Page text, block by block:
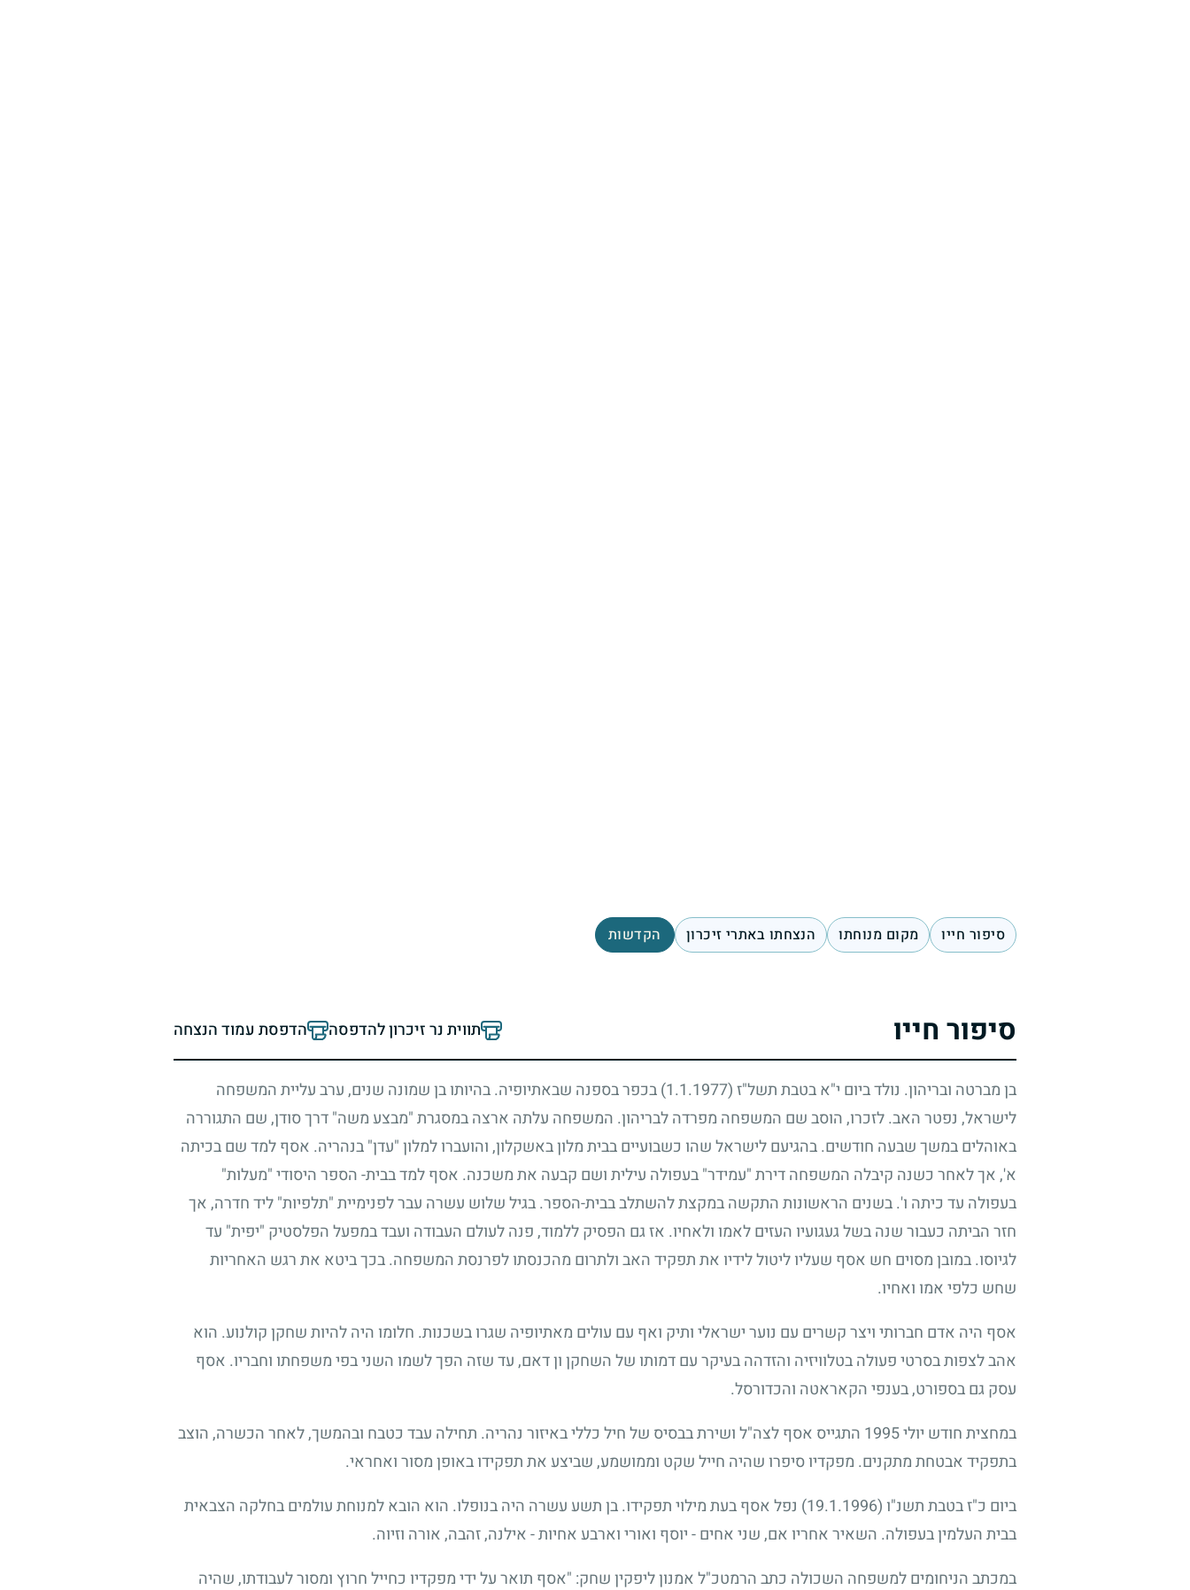
סיפור חייו מקום מנוחתו הנצחתו באתרי זיכרון הקדשות
סיפור חייו תווית נר זיכרון להדפסה הדפסת עמוד הנצחה
בן מברטה ובריהון. נולד ביום י"א בטבת תשל"ז(1.1.1977)
בכפר בספנה שבאתיופיה. בהיותו בן שמונה שנים, ערב עליית המשפחה
לישראל, נפטר האב. לזכרו, הוסב שם המשפחה מפרדה לבריהון. המשפחה עלתה ארצה במסגרת "מבצע משה" דרך סודן, שם התגוררה
באוהלים במשך שבעה חודשים. בהגיעם לישראל שהו כשבועיים בבית מלון באשקלון, והועברו למלון "עדן" בנהריה. אסף למד שם בכיתה
א', אך לאחר כשנה קיבלה המשפחה דירת "עמידר" בעפולה עילית ושם קבעה את משכנה. אסף למד בבית- הספר היסודי "מעלות"
בעפולה עד כיתה ו'. בשנים הראשונות התקשה במקצת להשתלב בבית-הספר. בגיל שלוש עשרה עבר לפנימיית "תלפיות" ליד חדרה, אך
חזר הביתה כעבור שנה בשל געגועיו העזים לאמו ולאחיו. אז גם הפסיק ללמוד, פנה לעולם העבודה ועבד במפעל הפלסטיק "יפית" עד
לגיוסו. במובן מסוים חש אסף שעליו ליטול לידיו את תפקיד האב ולתרום מהכנסתו לפרנסת המשפחה. בכך ביטא את רגש האחריות
שחש כלפי אמו ואחיו.
אסף היה אדם חברותי ויצר קשרים עם נוער ישראלי ותיק ואף עם עולים מאתיופיה שגרו בשכנות. חלומו היה להיות שחקן קולנוע. הוא
אהב לצפות בסרטי פעולה בטלוויזיה והזדהה בעיקר עם דמותו של השחקן ון דאם, עד שזה הפך לשמו השני בפי משפחתו וחבריו. אסף
עסק גם בספורט, בענפי הקאראטה והכדורסל.
במחצית חודש יולי1995 התגייס אסף לצה"ל ושירת בבסיס של חיל כללי באיזור נהריה. תחילה עבד כטבח ובהמשך, לאחר הכשרה, הוצב
בתפקיד אבטחת מתקנים. מפקדיו סיפרו שהיה חייל שקט וממושמע, שביצע את תפקידו באופן מסור ואחראי.
ביום כ"ז בטבת תשנ"ו (19.1.1996)
נפל אסף בעת מילוי תפקידו. בן תשע עשרה היה בנופלו. הוא הובא למנוחת עולמים בחלקה הצבאית
בבית העלמין בעפולה. השאיר אחריו אם, שני אחים - יוסף ואורי וארבע אחיות - אילנה, זהבה, אורה וזיוה.
במכתב הניחומים למשפחה השכולה כתב הרמטכ"ל אמנון ליפקין שחק: "אסף תואר על ידי מפקדיו כחייל חרוץ ומסור לעבודתו, שהיה